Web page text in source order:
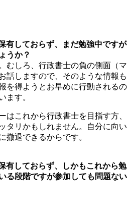
有しておらず、まだ勉強中ですが
うか？
むしろ、行政書士の負の側面（マ
話しますので、そのような情報も
を得ようとお早めに行動されるの
ます。
はこれから行政書士を目指す方、
タリかもしれません。自分に向い
撤退できるからです。
有しておらず、しかもこれから勉
る段階ですが参加しても問題ない